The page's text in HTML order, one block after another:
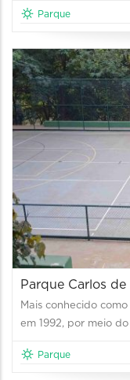
Parque
Parque Carlos
Mais conhecido
em 1992, por meio
Parque